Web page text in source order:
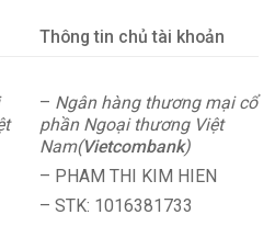
Thông tin chủ tài khoản
– Ngân hàng thương mại cổ
phần Ngoại thương Việt
Nam(Vietcombank)
– PHAM THI KIM HIEN
– STK: 1016381733